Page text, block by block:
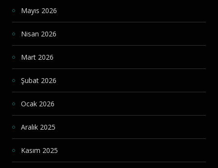
Mayıs 2026
Nisan 2026
Mart 2026
Şubat 2026
Ocak 2026
Aralık 2025
Kasım 2025